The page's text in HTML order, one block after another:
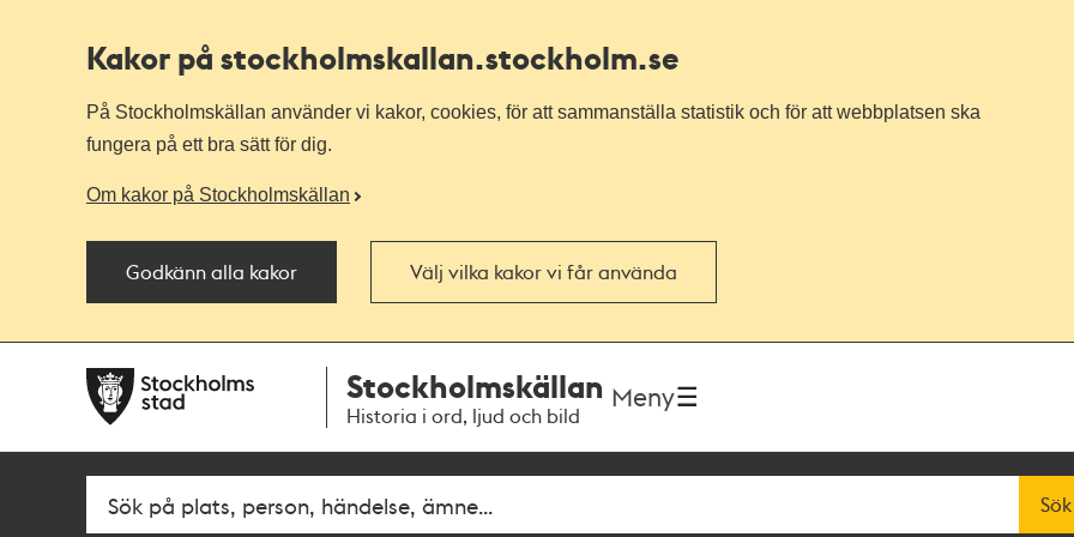
Kakor på stockholmskallan.stockholm.se
På Stockholmskällan använder vi kakor, cookies, för att sammanställa statistik och för att webbplatsen ska
fungera på ett bra sätt för dig.
Om kakor på Stockholmskällan
Godkänn alla kakor Välj vilka kakor vi får använda
navigationen
huvudinnehållet
Stockholmskällan
Historia i ord, ljud och bild
Meny
Fritextsök Sök